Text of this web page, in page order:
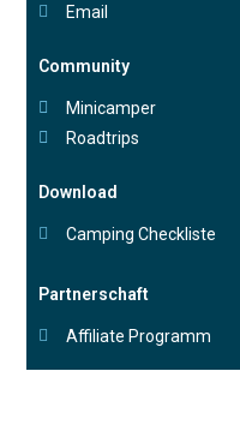
Email
Community
Minicamper
Roadtrips
Download
Camping Checkliste
Partnerschaft
Affiliate Programm